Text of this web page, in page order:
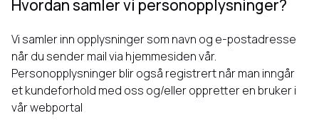
Hvordan samler vi personopplysninger?
Vi samler inn opplysninger som navn og e-postadresse
når du sender mail via hjemmesiden vår.
Personopplysninger blir også registrert når man inngår
et kundeforhold med oss og/eller oppretter en bruker i
vår webportal